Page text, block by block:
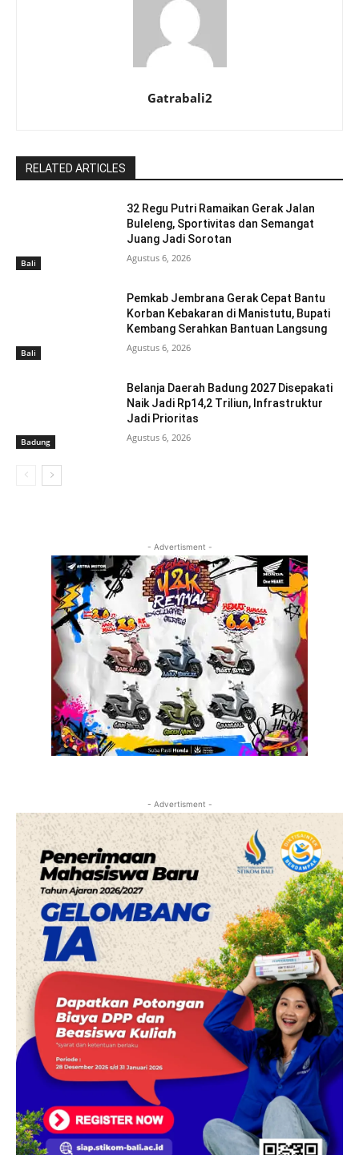
Gatrabali2
RELATED ARTICLES
Bali
32 Regu Putri Ramaikan Gerak Jalan
Buleleng, Sportivitas dan Semangat
Juang Jadi Sorotan
Agustus 6, 2026
Bali
Pemkab Jembrana Gerak Cepat Bantu
Korban Kebakaran di Manistutu, Bupati
Kembang Serahkan Bantuan Langsung
Agustus 6, 2026
Badung
Belanja Daerah Badung 2027 Disepakati
Naik Jadi Rp14,2 Triliun, Infrastruktur
Jadi Prioritas
Agustus 6, 2026
- Advertisment -
- Advertisment -